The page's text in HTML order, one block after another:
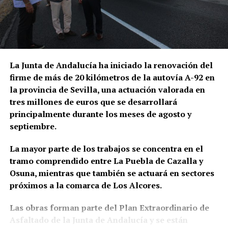
La actuación policial ha permitido bloquear 35
cuentas bancarias vinculadas a la investigación y
solicitar judicialmente el embargo de once
inmuebles. En domicilios relacionados con uno de
los principales investigados fueron intervenidos
además 66.000 euros en efectivo, junto con relojes
de lujo, dispositivos electrónicos y abundante
documentación.
Las pesquisas patrimoniales apuntan también a que
parte de los beneficios obtenidos presuntamente
mediante el fraude habría sido desviada hacia una
sociedad patrimonial, utilizada para canalizar el
dinero y mantener inmuebles relacionados con
algunos de los principales investigados. Es
precisamente esta parte del entramado la que
fundamenta la investigación paralela por supuesto
blanqueo de capitales.
enlace:
https://osunacultura.sacatuentrada.es/
La Junta de Andalucía ha iniciado la renovación del
firme de más de 20 kilómetros de la autovía A-92 en
la provincia de Sevilla, una actuación valorada en
tres millones de euros que se desarrollará
principalmente durante los meses de agosto y
septiembre.
La mayor parte de los trabajos se concentra en el
tramo comprendido entre La Puebla de Cazalla y
Osuna, mientras que también se actuará en sectores
próximos a la comarca de Los Alcores.
Las obras forman parte del Plan Extraordinario de
Asfaltado de la Junta de Andalucía y se están